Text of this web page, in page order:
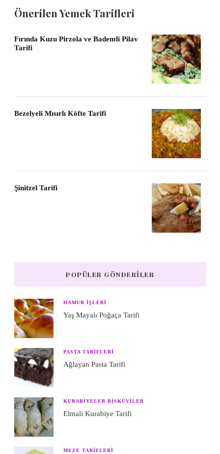
Önerilen Yemek Tarifleri
Fırında Kuzu Pirzola ve Bademli Pilav
Tarifi
Bezelyeli Mısırlı Köfte Tarifi
Şinitzel Tarifi
POPÜLER GÖNDERILER
HAMUR IŞLERI
Yaş Mayalı Poğaça Tarifi
PASTA TARIFLERI
Ağlayan Pasta Tarifi
KURABIYELER BISKÜVILER
Elmalı Kurabiye Tarifi
MEZE TARIFLERI